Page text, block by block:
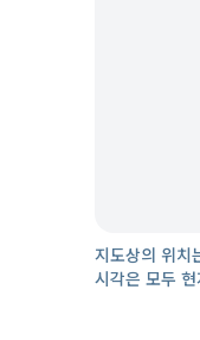
지도상의 위치
시각은 모두